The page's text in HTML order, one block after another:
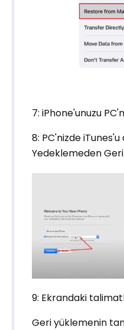
7: iPhone'unuzu
8: PC'nizde iTunes'u
Yedeklemeden Geri
9: Ekrandaki
Geri yüklemenin